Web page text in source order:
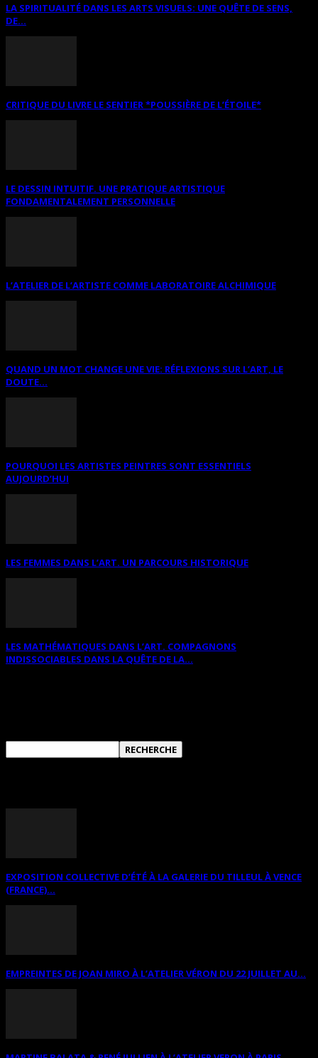
LA SPIRITUALITÉ DANS LES ARTS VISUELS: UNE QUÊTE DE SENS,
DE...
CRITIQUE DU LIVRE LE SENTIER *POUSSIÈRE DE L’ÉTOILE*
LE DESSIN INTUITIF. UNE PRATIQUE ARTISTIQUE
FONDAMENTALEMENT PERSONNELLE
L’ATELIER DE L’ARTISTE COMME LABORATOIRE ALCHIMIQUE
QUAND UN MOT CHANGE UNE VIE: RÉFLEXIONS SUR L’ART, LE
DOUTE...
POURQUOI LES ARTISTES PEINTRES SONT ESSENTIELS
AUJOURD’HUI
LES FEMMES DANS L’ART. UN PARCOURS HISTORIQUE
LES MATHÉMATIQUES DANS L’ART. COMPAGNONS
INDISSOCIABLES DANS LA QUÊTE DE LA...
EXPOSITION COLLECTIVE D’ÉTÉ À LA GALERIE DU TILLEUL À VENCE
(FRANCE)...
EMPREINTES DE JOAN MIRO À L’ATELIER VÉRON DU 22 JUILLET AU...